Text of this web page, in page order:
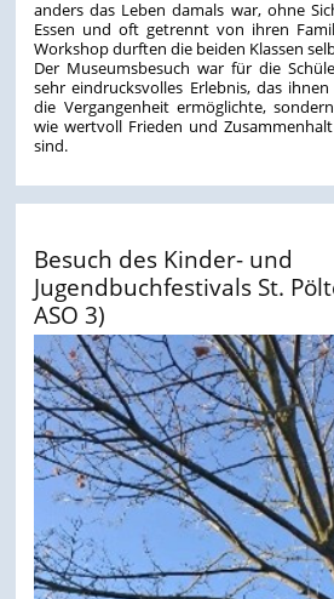
anders das Leben damals war, ohne
Essen und oft getrennt von ihren
Workshop durften die beiden Klassen
Der Museumsbesuch war für die
sehr eindrucksvolles Erlebnis, das
die Vergangenheit ermöglichte,
wie wertvoll Frieden und
sind.
Besuch des Kinder- und
Jugendbuchfestivals St.
ASO 3)